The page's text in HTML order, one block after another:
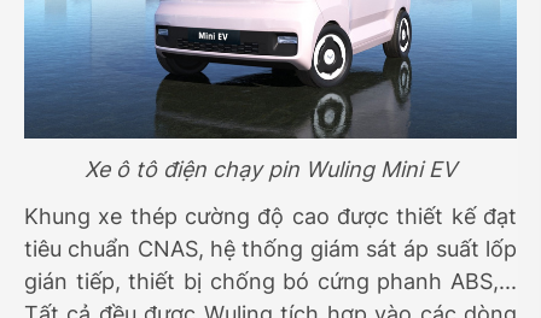
Xe ô tô điện chạy pin Wuling Mini EV
Khung xe thép cường độ cao được thiết kế đạt
tiêu chuẩn CNAS, hệ thống giám sát áp suất lốp
gián tiếp, thiết bị chống bó cứng phanh ABS,...